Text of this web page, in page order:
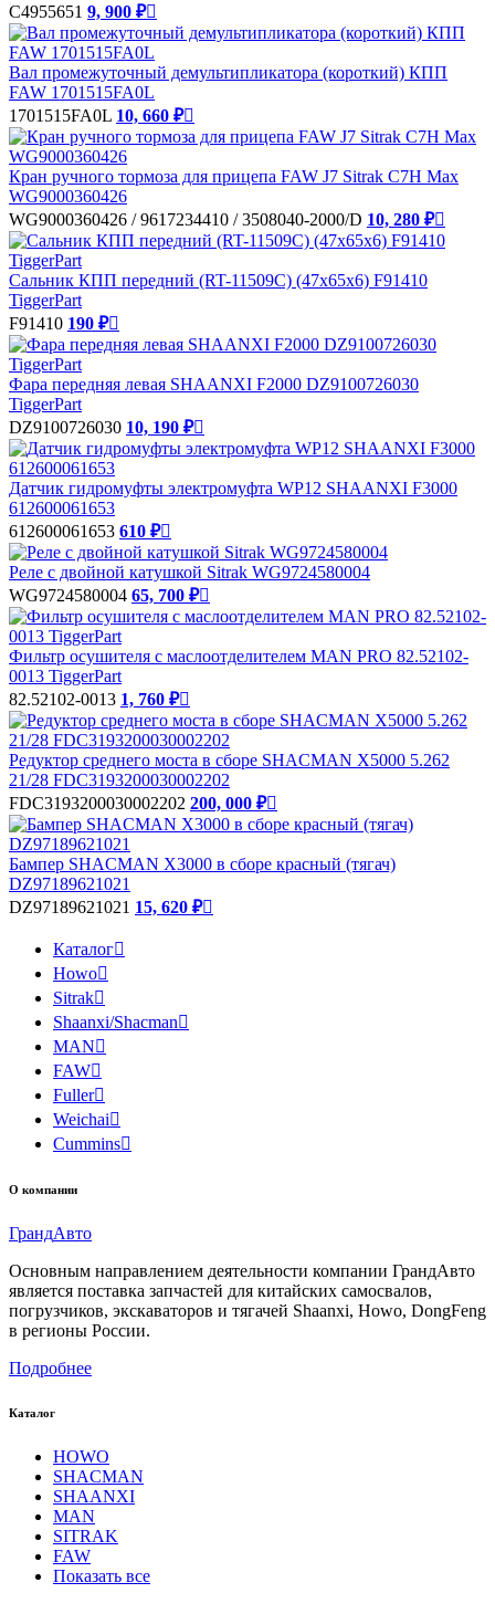
C4955651 9, 900 ₽
Вал промежуточный демультипликатора (короткий) КПП
FAW 1701515FA0L
1701515FA0L 10, 660 ₽
Кран ручного тормоза для прицепа FAW J7 Sitrak C7H Max
WG9000360426
WG9000360426 / 9617234410 / 3508040-2000/D 10, 280 ₽
Сальник КПП передний (RT-11509C) (47х65х6) F91410
TiggerPart
F91410 190 ₽
Фара передняя левая SHAANXI F2000 DZ9100726030
TiggerPart
DZ9100726030 10, 190 ₽
Датчик гидромуфты электромуфта WP12 SHAANXI F3000
612600061653
612600061653 610 ₽
Реле с двойной катушкой Sitrak WG9724580004
WG9724580004 65, 700 ₽
Фильтр осушителя с маслоотделителем MAN PRO 82.52102-
0013 TiggerPart
82.52102-0013 1, 760 ₽
Редуктор среднего моста в сборе SHACMAN X5000 5.262
21/28 FDC3193200030002202
FDC3193200030002202 200, 000 ₽
Бампер SHACMAN Х3000 в сборе красный (тягач)
DZ97189621021
DZ97189621021 15, 620 ₽
Каталог
Howo
Sitrak
Shaanxi/Shacman
MAN
FAW
Fuller
Weichai
Cummins
О компании
ГрандАвто
Основным направлением деятельности компании ГрандАвто
является поставка запчастей для китайских самосвалов,
погрузчиков, экскаваторов и тягачей Shaanxi, Howo, DongFeng
в регионы России.
Подробнее
Каталог
HOWO
SHACMAN
SHAANXI
MAN
SITRAK
FAW
Показать все